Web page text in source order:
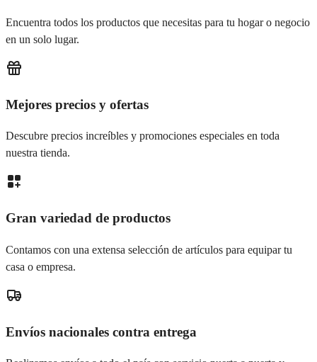
Encuentra todos los productos que necesitas para tu hogar o negocio
en un solo lugar.
Mejores precios y ofertas
Descubre precios increíbles y promociones especiales en toda
nuestra tienda.
Gran variedad de productos
Contamos con una extensa selección de artículos para equipar tu
casa o empresa.
Envíos nacionales contra entrega